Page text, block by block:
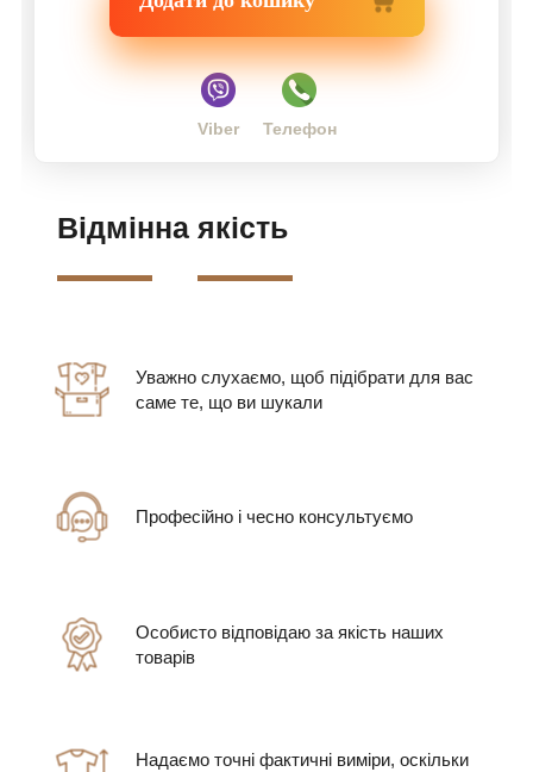
Viber Телефон
Відмінна якість
Уважно слухаємо, щоб підібрати для вас
саме те, що ви шукали
Професійно і чесно консультуємо
Особисто відповідаю за якість наших
товарів
Надаємо точні фактичні виміри, оскільки